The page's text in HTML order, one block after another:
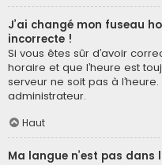
J’ai changé mon fuseau
incorrecte !
Si vous êtes sûr d’avoir
horaire et que l’heure est
serveur ne soit pas à
administrateur.
Haut
Ma langue n’est pas dans